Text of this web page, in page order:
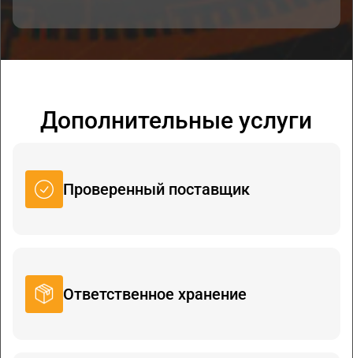
Дополнительные услуги
Проверенный поставщик
Ответственное хранение